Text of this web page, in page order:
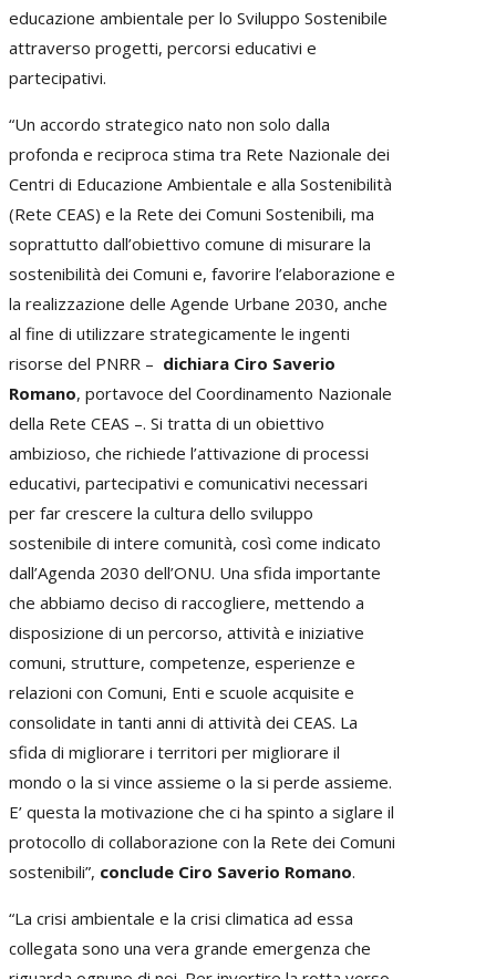
educazione ambientale per lo Sviluppo Sostenibile
attraverso progetti, percorsi educativi e
partecipativi.
“Un accordo strategico nato non solo dalla
profonda e reciproca stima tra Rete Nazionale dei
Centri di Educazione Ambientale e alla Sostenibilità
(Rete CEAS) e la Rete dei Comuni Sostenibili, ma
soprattutto dall’obiettivo comune di misurare la
sostenibilità dei Comuni e, favorire l’elaborazione e
la realizzazione delle Agende Urbane 2030, anche
al fine di utilizzare strategicamente le ingenti
risorse del PNRR – dichiara Ciro Saverio
Romano, portavoce del Coordinamento Nazionale
della Rete CEAS –. Si tratta di un obiettivo
ambizioso, che richiede l’attivazione di processi
educativi, partecipativi e comunicativi necessari
per far crescere la cultura dello sviluppo
sostenibile di intere comunità, così come indicato
dall’Agenda 2030 dell’ONU. Una sfida importante
che abbiamo deciso di raccogliere, mettendo a
disposizione di un percorso, attività e iniziative
comuni, strutture, competenze, esperienze e
relazioni con Comuni, Enti e scuole acquisite e
consolidate in tanti anni di attività dei CEAS. La
sfida di migliorare i territori per migliorare il
mondo o la si vince assieme o la si perde assieme.
E’ questa la motivazione che ci ha spinto a siglare il
protocollo di collaborazione con la Rete dei Comuni
sostenibili”, conclude Ciro Saverio Romano.
“La crisi ambientale e la crisi climatica ad essa
collegata sono una vera grande emergenza che